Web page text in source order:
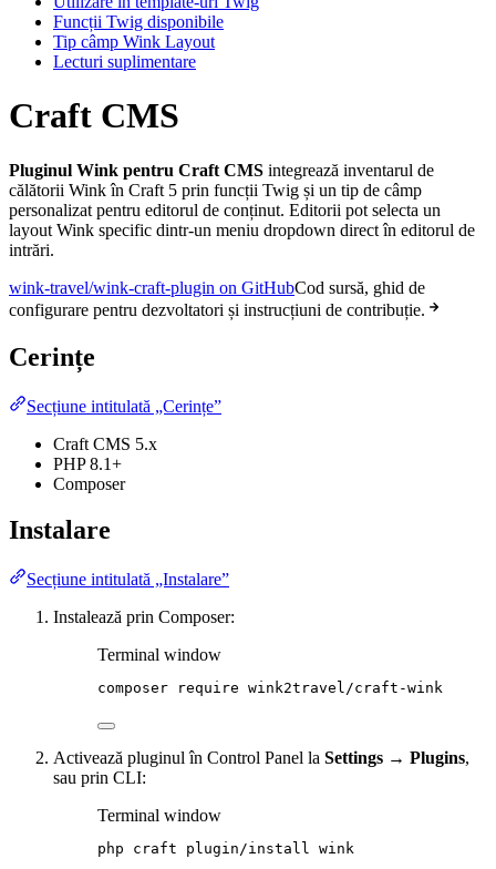
Funcții Twig disponibile
Tip câmp Wink Layout
Lecturi suplimentare
Craft CMS
Pluginul Wink pentru Craft CMS integrează inventarul de
călătorii Wink în Craft 5 prin funcții Twig și un tip de câmp
personalizat pentru editorul de conținut. Editorii pot selecta un
layout Wink specific dintr-un meniu dropdown direct în editorul de
intrări.
wink-travel/wink-craft-plugin on GitHubCod sursă, ghid de
configurare pentru dezvoltatori și instrucțiuni de contribuție.
Cerințe
Secțiune intitulată „Cerințe”
Craft CMS 5.x
PHP 8.1+
Composer
Instalare
Secțiune intitulată „Instalare”
Instalează prin Composer:
Terminal window
composer require wink2travel/craft-wink
Activează pluginul în Control Panel la Settings → Plugins,
sau prin CLI:
Terminal window
php craft plugin/install wink